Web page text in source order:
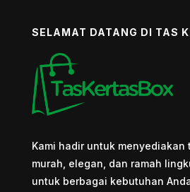
SELAMAT DATANG DI TAS
Kami hadir untuk menyediakan
murah, elegan, dan ramah
untuk berbagai kebutuhan